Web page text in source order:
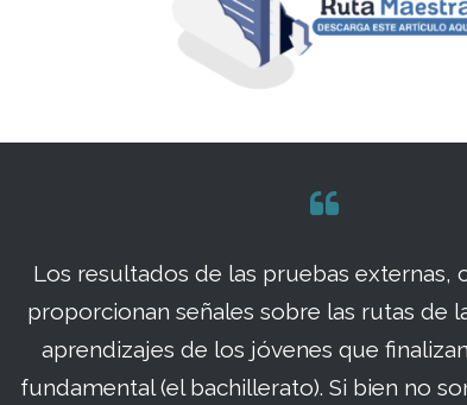
Los resultados de las pruebas externas,
proporcionan señales sobre las rutas de
aprendizajes de los jóvenes que
fundamental (el bachillerato). Si bien no